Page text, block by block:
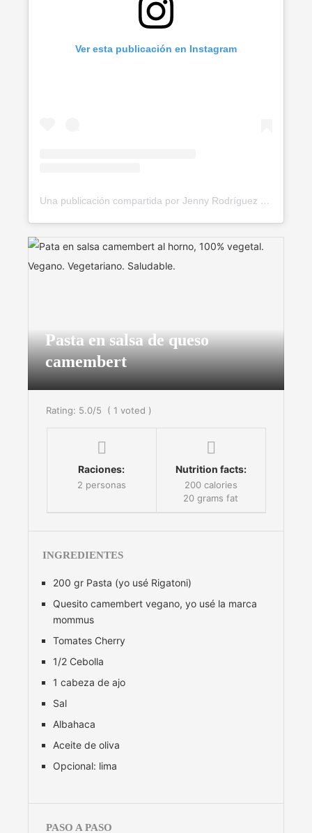
Ver esta publicación en Instagram
Una publicación compartida por Jenny Rodríguez ✨🍃 (@soyvegana_jenny)
Pasta en salsa de queso
camembert
Rating: 5.0/5 ( 1 voted )
Raciones:
2 personas
Nutrition facts:
200 calories
20 grams fat
INGREDIENTES
200 gr Pasta (yo usé Rigatoni)
Quesito camembert vegano, yo usé la marca
mommus
Tomates Cherry
1/2 Cebolla
1 cabeza de ajo
Sal
Albahaca
Aceite de oliva
Opcional: lima
PASO A PASO